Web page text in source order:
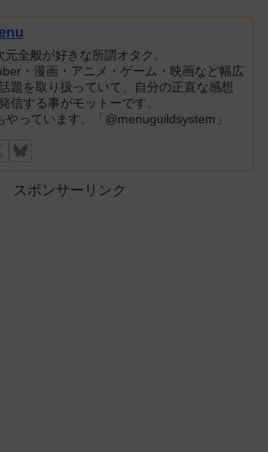
元全般が好きな所謂オタク。
・漫画・アニメ・ゲーム・映画など幅広
題を取り扱っていて、自分の正直な感想
信する事がモットーです。
やっています。「@menuguildsystem」
スポンサーリンク